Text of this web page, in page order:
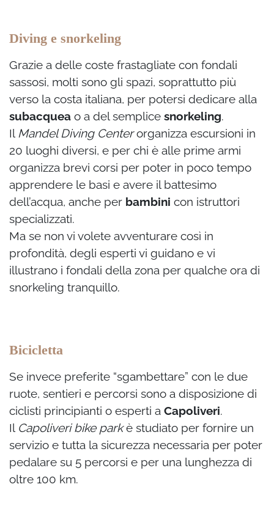
Diving e snorkeling
Grazie a delle coste frastagliate con fondali
sassosi, molti sono gli spazi, soprattutto più
verso la costa italiana, per potersi dedicare alla
subacquea o a del semplice snorkeling.
Il Mandel Diving Centerorganizza escursioni in
20 luoghi diversi, e per chi è alle prime armi
organizza brevi corsi per poter in poco tempo
apprendere le basi e avere il battesimo
dell’acqua, anche per bambini con istruttori
specializzati.
Ma se non vi volete avventurare così in
profondità, degli esperti vi guidano e vi
illustrano i fondali della zona per qualche ora di
snorkeling tranquillo.
Bicicletta
Se invece preferite “sgambettare” con le due
ruote, sentieri e percorsi sono a disposizione di
ciclisti principianti o esperti a Capoliveri.
Il Capoliveri bike parkè studiato per fornire un
servizio e tutta la sicurezza necessaria per poter
pedalare su 5 percorsi e per una lunghezza di
oltre 100 km.